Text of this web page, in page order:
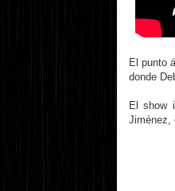
El punto
donde
El show
Jiménez,